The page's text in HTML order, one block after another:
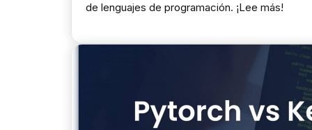
de lenguajes de programación. ¡Lee más!